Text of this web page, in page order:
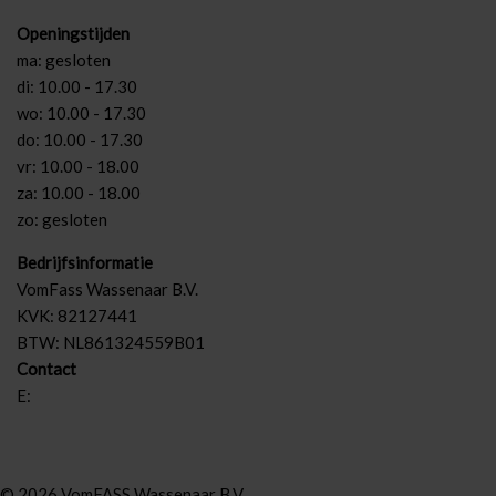
Openingstijden
ma: gesloten
di: 10.00 - 17.30
wo: 10.00 - 17.30
do: 10.00 - 17.30
vr: 10.00 - 18.00
za: 10.00 - 18.00
zo: gesloten
Bedrijfsinformatie
VomFass Wassenaar B.V.
KVK: 82127441
BTW: NL861324559B01
Contact
E: